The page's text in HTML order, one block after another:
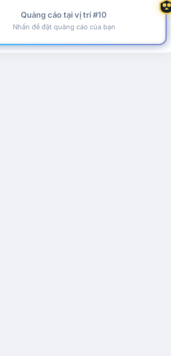
Quảng cáo tại vị trí #10
Nhấn để đặt quảng cáo của bạn